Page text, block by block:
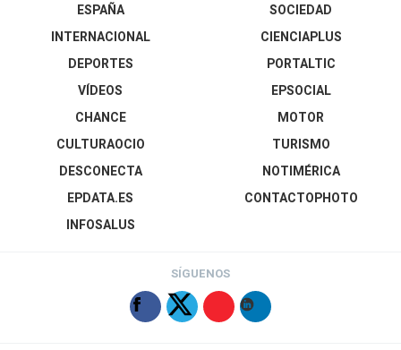
ESPAÑA
INTERNACIONAL
DEPORTES
VÍDEOS
SOCIEDAD
CIENCIAPLUS
PORTALTIC
EPSOCIAL
CHANCE
CULTURAOCIO
DESCONECTA
EPDATA.ES
INFOSALUS
MOTOR
TURISMO
NOTIMÉRICA
CONTACTOPHOTO
SÍGUENOS